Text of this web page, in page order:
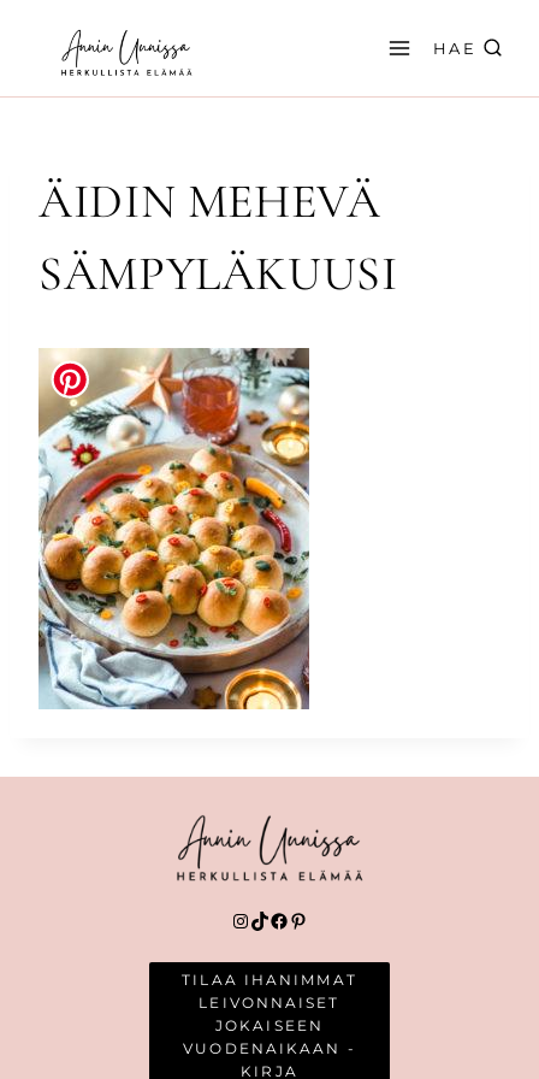
sisältöön
HAE
ÄIDIN MEHEVÄ
SÄMPYLÄKUUSI
Instagram
TikTok
Facebook
Pinterest
TILAA IHANIMMAT
LEIVONNAISET
JOKAISEEN
VUODENAIKAAN -
KIRJA